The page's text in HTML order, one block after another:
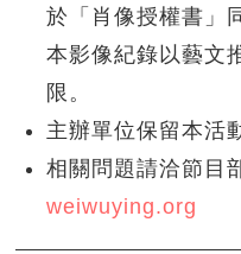
於「肖像授權書」
本影像紀錄以藝文
限。
主辦單位保留本活
相關問題請洽節目
weiwuying.org